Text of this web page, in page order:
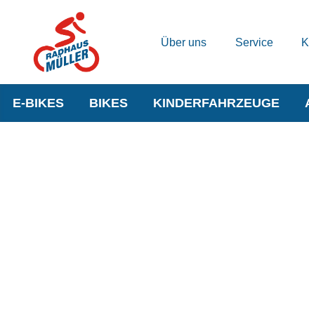
Über uns Service
E-BIKES BIKES KINDERFAHRZEUGE